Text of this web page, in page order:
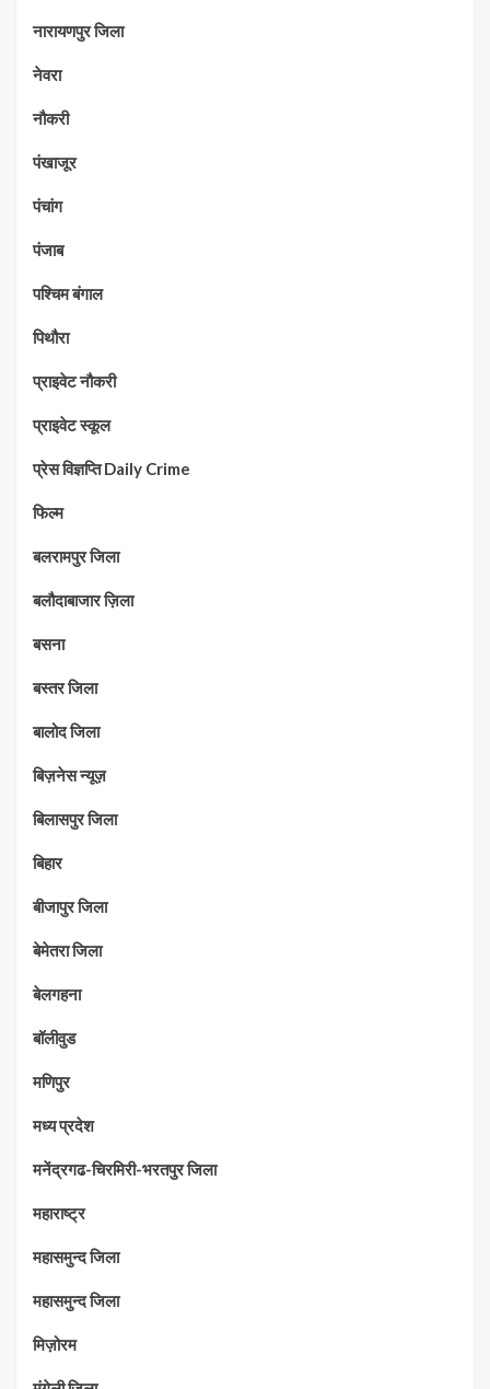
नारायणपुर जिला
नेवरा
नौकरी
पंखाजूर
पंचांग
पंजाब
पश्चिम बंगाल
पिथौरा
प्राइवेट नौकरी
प्राइवेट स्कूल
प्रेस विज्ञप्ति Daily Crime
फिल्म
बलरामपुर जिला
बलौदाबाजार ज़िला
बसना
बस्तर जिला
बालोद जिला
बिज़नेस न्यूज़
बिलासपुर जिला
बिहार
बीजापुर जिला
बेमेतरा जिला
बेलगहना
बॉलीवुड
मणिपुर
मध्‍य प्रदेश
मनेंद्रगढ-चिरमिरी-भरतपुर जिला
महाराष्‍ट्र
महासमुन्द जिला
महासमुन्द जिला
मिज़ोरम